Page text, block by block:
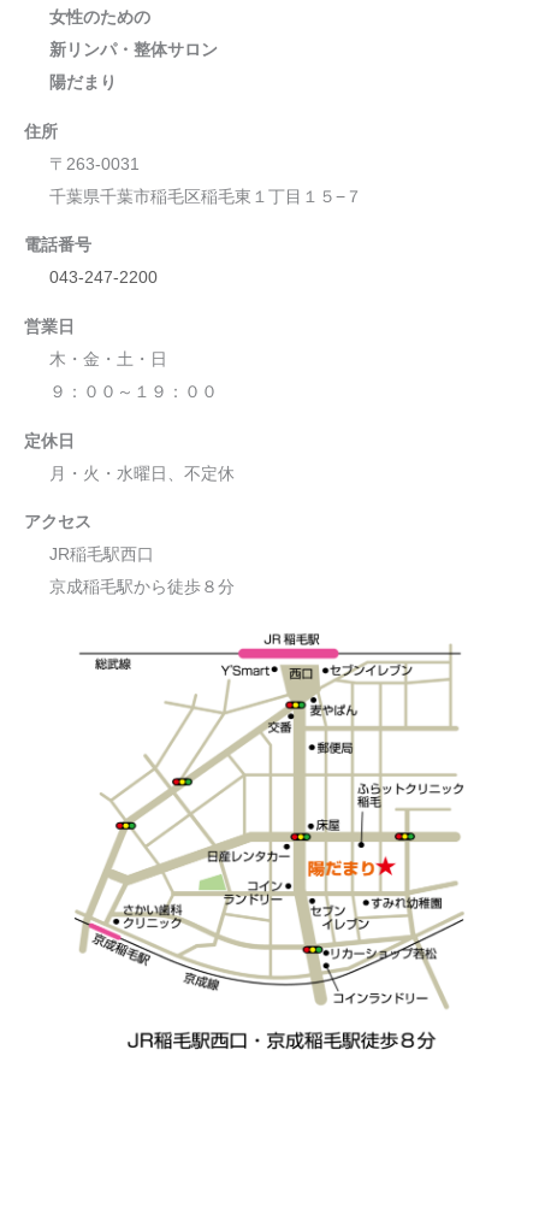
女性のための
新リンパ・整体サロン
陽だまり
住所
〒263-0031
千葉県千葉市稲毛区稲毛東１丁目１５−７
電話番号
043-247-2200
営業日
木・金・土・日
９：００～１９：００
定休日
月・火・水曜日、不定休
アクセス
JR稲毛駅西口
京成稲毛駅から徒歩８分